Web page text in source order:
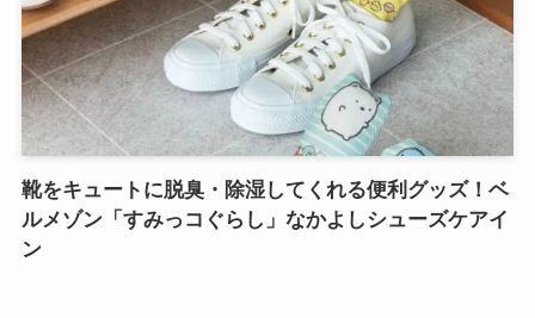
靴をキュートに脱臭・除湿してくれる便利グッズ！ベ
ルメゾン「すみっコぐらし」なかよしシューズケアイ
ン